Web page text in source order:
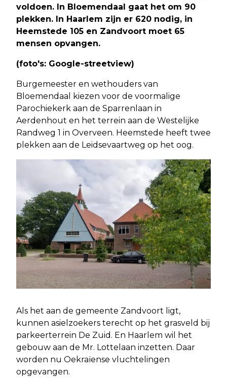
voldoen. In Bloemendaal gaat het om 90
plekken. In Haarlem zijn er 620 nodig, in
Heemstede 105 en Zandvoort moet 65
mensen opvangen.
(foto's: Google-streetview)
Burgemeester en wethouders van
Bloemendaal kiezen voor de voormalige
Parochiekerk aan de Sparrenlaan in
Aerdenhout en het terrein aan de Westelijke
Randweg 1 in Overveen. Heemstede heeft twee
plekken aan de Leidsevaartweg op het oog.
Als het aan de gemeente Zandvoort ligt,
kunnen asielzoekers terecht op het grasveld bij
parkeerterrein De Zuid. En Haarlem wil het
gebouw aan de Mr. Lottelaan inzetten. Daar
worden nu Oekraïense vluchtelingen
opgevangen.